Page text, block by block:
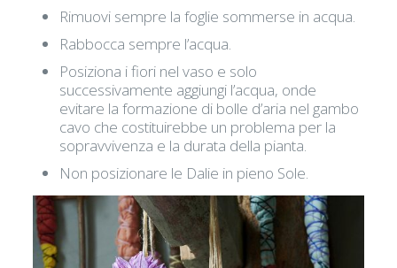
Rimuovi sempre la foglie sommerse in acqua.
Rabbocca sempre l’acqua.
Posiziona i fiori nel vaso e solo
successivamente aggiungi l’acqua, onde
evitare la formazione di bolle d’aria nel gambo
cavo che costituirebbe un problema per la
sopravvivenza e la durata della pianta.
Non posizionare le Dalie in pieno Sole.